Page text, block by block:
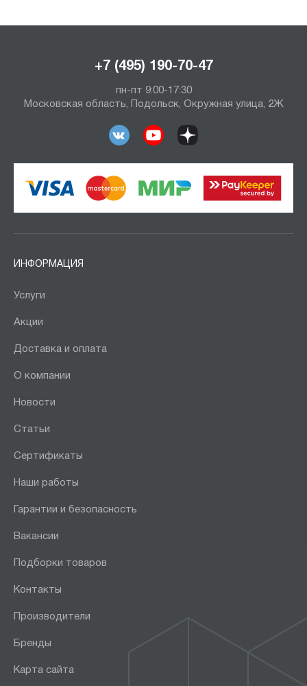
+7 (495) 190-70-47
пн-пт 9:00-17:30
Московская область, Подольск, Окружная улица, 2Ж
ИНФОРМАЦИЯ
Услуги
Акции
Доставка и оплата
О компании
Новости
Статьи
Сертификаты
Наши работы
Гарантии и безопасность
Вакансии
Подборки товаров
Контакты
Производители
Бренды
Карта сайта